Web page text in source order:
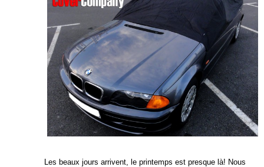
Les beaux jours arrivent, le printemps est presque là! Nous